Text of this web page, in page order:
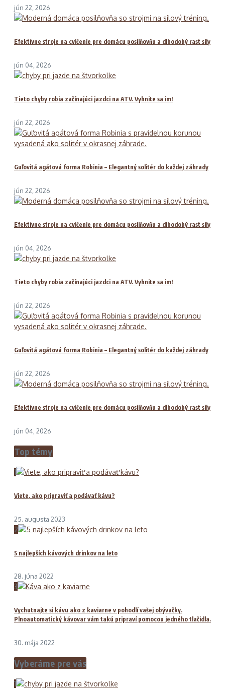
jún 22, 2026
Efektívne stroje na cvičenie pre domácu posilňovňu a dlhodobý rast sily
jún 04, 2026
Tieto chyby robia začínajúci jazdci na ATV. Vyhnite sa im!
jún 22, 2026
Guľovitá agátová forma Robinia – Elegantný solitér do každej záhrady
jún 22, 2026
Efektívne stroje na cvičenie pre domácu posilňovňu a dlhodobý rast sily
jún 04, 2026
Tieto chyby robia začínajúci jazdci na ATV. Vyhnite sa im!
jún 22, 2026
Guľovitá agátová forma Robinia – Elegantný solitér do každej záhrady
jún 22, 2026
Efektívne stroje na cvičenie pre domácu posilňovňu a dlhodobý rast sily
jún 04, 2026
Top témy
1
Viete, ako pripraviť a podávať kávu?
25. augusta 2023
2
5 najlepších kávových drinkov na leto
28. júna 2022
3
Vychutnajte si kávu ako z kaviarne v pohodlí vašej obývačky.
Plnoautomatický kávovar vám takú pripraví pomocou jedného tlačidla.
30. mája 2022
Vyberáme pre vás
1